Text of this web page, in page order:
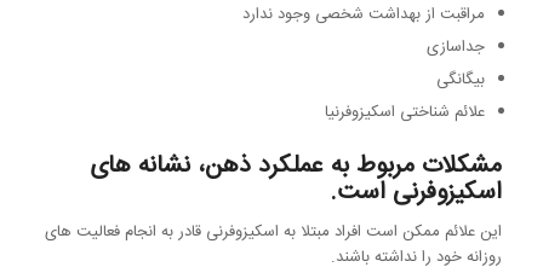
مراقبت از بهداشت شخصی وجود ندارد
جداسازی
بیگانگی
علائم شناختی اسکیزوفرنیا
مشکلات مربوط به عملکرد ذهن، نشانه های
اسکیزوفرنی است.
این علائم ممکن است افراد مبتلا به اسکیزوفرنی قادر به انجام فعالیت های
روزانه خود را نداشته باشند.